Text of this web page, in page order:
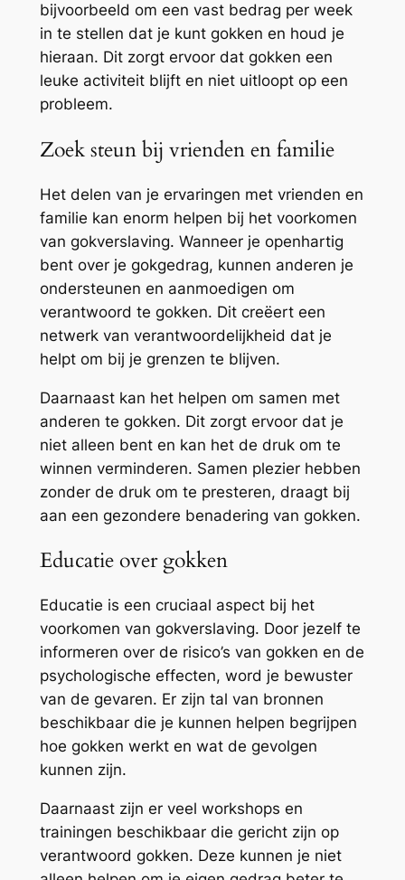
bijvoorbeeld om een vast bedrag per week
in te stellen dat je kunt gokken en houd je
hieraan. Dit zorgt ervoor dat gokken een
leuke activiteit blijft en niet uitloopt op een
probleem.
Zoek steun bij vrienden en familie
Het delen van je ervaringen met vrienden en
familie kan enorm helpen bij het voorkomen
van gokverslaving. Wanneer je openhartig
bent over je gokgedrag, kunnen anderen je
ondersteunen en aanmoedigen om
verantwoord te gokken. Dit creëert een
netwerk van verantwoordelijkheid dat je
helpt om bij je grenzen te blijven.
Daarnaast kan het helpen om samen met
anderen te gokken. Dit zorgt ervoor dat je
niet alleen bent en kan het de druk om te
winnen verminderen. Samen plezier hebben
zonder de druk om te presteren, draagt bij
aan een gezondere benadering van gokken.
Educatie over gokken
Educatie is een cruciaal aspect bij het
voorkomen van gokverslaving. Door jezelf te
informeren over de risico’s van gokken en de
psychologische effecten, word je bewuster
van de gevaren. Er zijn tal van bronnen
beschikbaar die je kunnen helpen begrijpen
hoe gokken werkt en wat de gevolgen
kunnen zijn.
Daarnaast zijn er veel workshops en
trainingen beschikbaar die gericht zijn op
verantwoord gokken. Deze kunnen je niet